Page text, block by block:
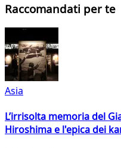
Raccomandati per te
Asia
L’irrisolta memoria del
Hiroshima e l'epica dei